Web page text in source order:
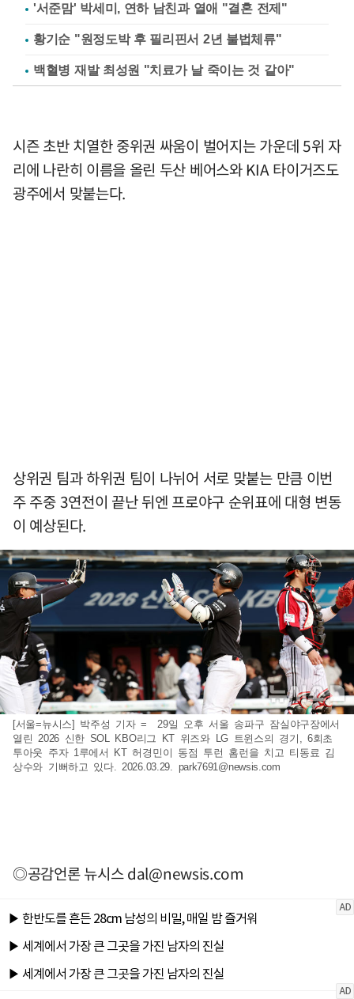
'서준맘' 박세미, 연하 남친과 열애 "결혼 전제"
황기순 "원정도박 후 필리핀서 2년 불법체류"
백혈병 재발 최성원 "치료가 날 죽이는 것 같아"
시즌 초반 치열한 중위권 싸움이 벌어지는 가운데 5위 자
리에 나란히 이름을 올린 두산 베어스와 KIA 타이거즈도
광주에서 맞붙는다.
상위권 팀과 하위권 팀이 나뉘어 서로 맞붙는 만큼 이번
주 주중 3연전이 끝난 뒤엔 프로야구 순위표에 대형 변동
이 예상된다.
[서울=뉴시스] 박주성 기자 = 29일 오후 서울 송파구 잠실야구장에서
열린 2026 신한 SOL KBO리그 KT 위즈와 LG 트윈스의 경기, 6회초
투아웃 주자 1루에서 KT 허경민이 동점 투런 홈런을 치고 티동료 김
상수와 기뻐하고 있다. 2026.03.29. park7691@newsis.com
◎공감언론 뉴시스dal@newsis.com